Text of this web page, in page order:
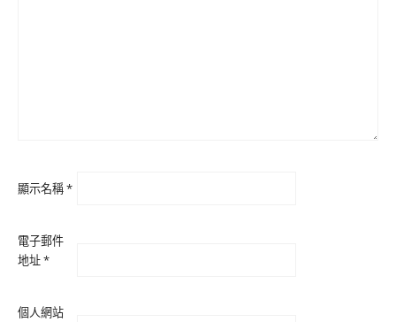
顯示名稱*
電子郵件
地址*
個人網站